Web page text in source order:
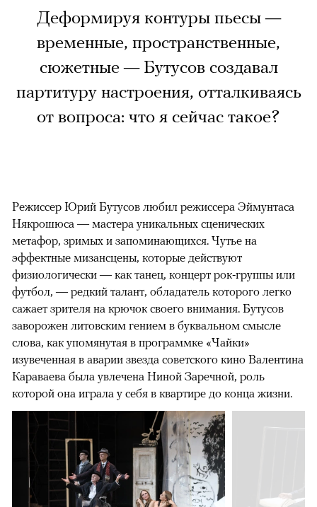
Деформируя контуры пьесы —
временные, пространственные,
сюжетные — Бутусов создавал
партитуру настроения, отталкиваясь
от вопроса: что я сейчас такое?
Режиссер Юрий Бутусов любил режиссера Эймунтаса
Някрошюса — мастера уникальных сценических
метафор, зримых и запоминающихся. Чутье на
эффектные мизансцены, которые действуют
физиологически — как танец, концерт рок-группы или
футбол, — редкий талант, обладатель которого легко
сажает зрителя на крючок своего внимания. Бутусов
заворожен литовским гением в буквальном смысле
слова, как упомянутая в программке «Чайки»
изувеченная в аварии звезда советского кино Валентина
Караваева была увлечена Ниной Заречной, роль
которой она играла у себя в квартире до конца жизни.